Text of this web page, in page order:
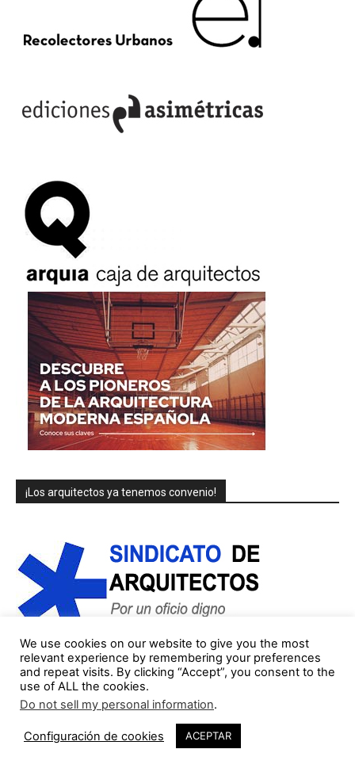
¡Los arquitectos ya tenemos convenio!
COLUMNISTAS/AUTORES (lista parcial)
Jorge Gorostiza
We use cookies on our website to give you the most
relevant experience by remembering your preferences
and repeat visits. By clicking “Accept”, you consent to the
use of ALL the cookies.
Do not sell my personal information.
Configuración de cookies ACEPTAR